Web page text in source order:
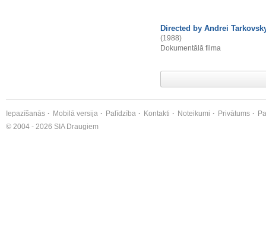
Directed by Andrei
(1988)
Dokumentālā filma
Iepazīšanās Mobilā versija Palīdzība Kontakti Noteikumi Privātums
© 2004 - 2026 SIA Draugiem